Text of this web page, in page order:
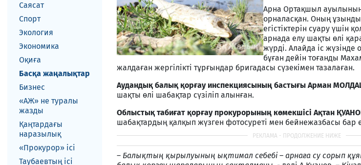
Саясат
Спорт
Экология
Экономика
Оқиға
Басқа жаңалықтар
Бизнес
«АЖ» не туралы
жазды
Қаңтардағы
наразылық
«Прокурор» ісі
Таубаевтың ісі
Арна Ортақшыл
орналасқан. Оның
егістіктерін суару үшін
арнада елу шақты өлі
жүрді. Алайда іс
бұған дейін тоғанды
жалдаған жергілікті тұрғындар бригадасы сүзекімен тазалаған.
Аудандық балық қорғау инспекциясының бастығы Арман
шақты өлі шабақтар сүзіліп алынған.
Облыстық табиғат қорғау прокурорының көмекшісі Ақтан
шабақтардың қалқып жүзген фотосуреті мен бейнежазбасы бар
– Балықтың қырылуының ықтимал себебі – арнаға су сорып